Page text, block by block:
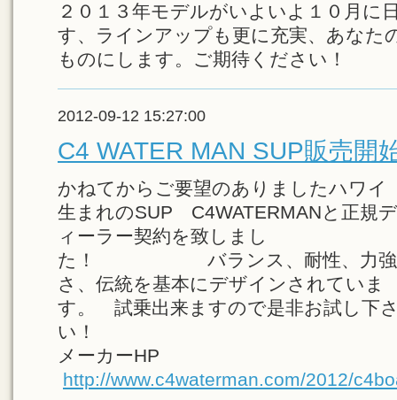
２０１３年モデルがいよいよ１０月に
す、ラインアップも更に充実、あなた
ものにします。ご期待ください！
2012-09-12 15:27:00
C4 WATER MAN SUP販売開
かねてからご要望のありましたハワイ
生まれのSUP C4WATERMANと正規デ
ィーラー契約を致しまし
た！ バランス、耐性、力強
さ、伝統を基本にデザインされていま
す。 試乗出来ますので是非お試し下
い！
メーカーHP
http://www.c4waterman.com/2012/